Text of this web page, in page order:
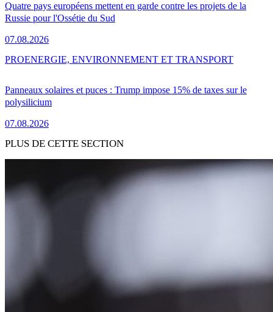
Quatre pays européens mettent en garde contre les projets de la
Russie pour l'Ossétie du Sud
07.08.2026
Panneaux solaires et puces : Trump impose 15% de taxes sur le
polysilicium
07.08.2026
PROENERGIE, ENVIRONNEMENT ET TRANSPORT
PLUS DE CETTE SECTION